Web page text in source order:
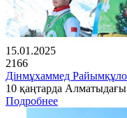
15.01.2025
2166
Дінмұхаммед
10 қаңтарда
Подробнее